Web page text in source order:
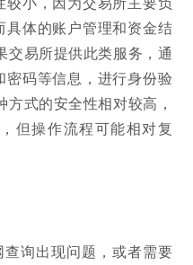
体的账户管理和资金结
交易所提供此类服务，通
码等信息，进行身份验
式的安全性相对较高，
但操作流程可能相对复
询出现问题，或者需要